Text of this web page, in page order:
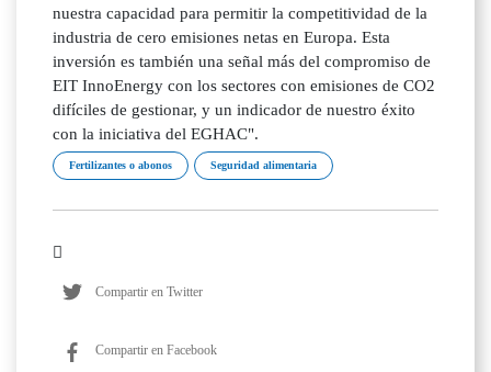
nuestra capacidad para permitir la competitividad de la
industria de cero emisiones netas en Europa. Esta
inversión es también una señal más del compromiso de
EIT InnoEnergy con los sectores con emisiones de CO2
difíciles de gestionar, y un indicador de nuestro éxito
con la iniciativa del EGHAC".
Fertilizantes o abonos Seguridad alimentaria
Compartir en Twitter
Compartir en Facebook